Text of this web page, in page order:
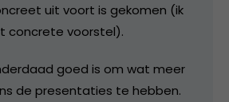
uit voort is gekomen (ik
concrete voorstel).
goed is om wat meer
de presentaties te hebben.